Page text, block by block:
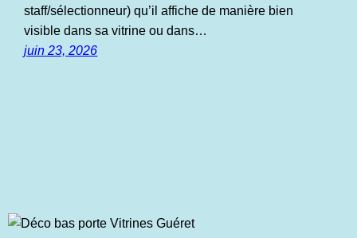
staff/sélectionneur) qu’il affiche de manière bien
visible dans sa vitrine ou dans…
juin 23, 2026